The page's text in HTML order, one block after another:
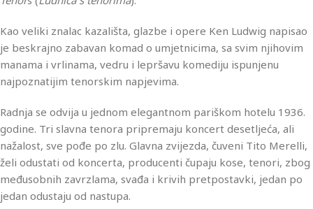
Kao veliki znalac kazališta, glazbe i opere Ken Ludwig napisao
je beskrajno zabavan komad o umjetnicima, sa svim njihovim
manama i vrlinama, vedru i lepršavu komediju ispunjenu
najpoznatijim tenorskim napjevima.
Radnja se odvija u jednom elegantnom pariškom hotelu 1936.
godine. Tri slavna tenora pripremaju koncert desetljeća, ali
nažalost, sve pođe po zlu. Glavna zvijezda, čuveni Tito Merelli,
želi odustati od koncerta, producenti čupaju kose, tenori, zbog
međusobnih zavrzlama, svađa i krivih pretpostavki, jedan po
jedan odustaju od nastupa.